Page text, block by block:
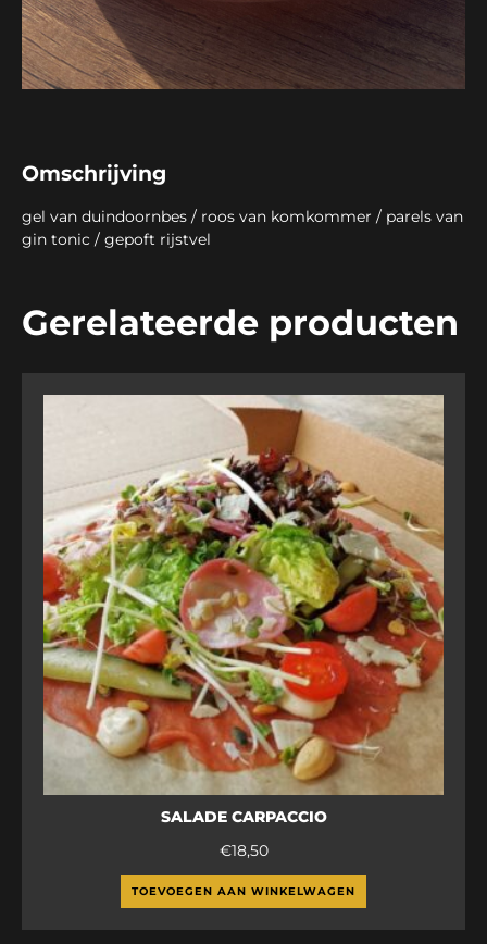
Omschrijving
gel van duindoornbes / roos van komkommer / parels van
gin tonic / gepoft rijstvel
Gerelateerde producten
SALADE CARPACCIO
€18,50
TOEVOEGEN AAN WINKELWAGEN